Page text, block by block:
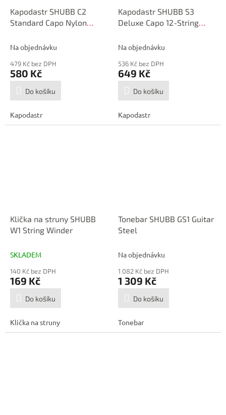
Kapodastr SHUBB C2
Standard Capo Nylon
Na objednávku
479 Kč bez DPH
580 Kč
Do košíku
Kapodastr
Kapodastr SHUBB S3
Deluxe Capo 12-String
Na objednávku
536 Kč bez DPH
649 Kč
Do košíku
Kapodastr
Klička na struny SHUBB
W1 String Winder
SKLADEM
140 Kč bez DPH
169 Kč
Do košíku
Klička na struny
Tonebar SHUBB GS1 Guitar
Steel
Na objednávku
1 082 Kč bez DPH
1 309 Kč
Do košíku
Tonebar